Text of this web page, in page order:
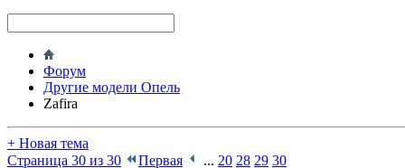
Форум
Другие модели Опель
Zafira
+ Новая тема
Страница 30 из 30
Первая ... 20 28 29 30